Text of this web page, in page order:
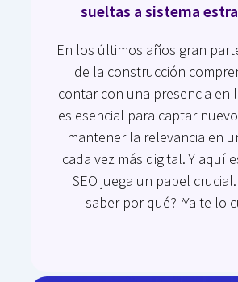
sueltas a sistema
En los últimos años gran
de la construcción
contar con una presencia en
es esencial para captar
mantener la relevancia en
cada vez más digital. Y aquí
SEO juega un papel
saber por qué? ¡Ya te lo